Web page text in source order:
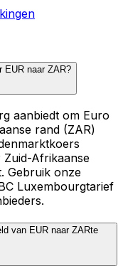
EUR naar ZAR?
aanbiedt om Euro
rand (ZAR)
Zuid-Afrikaanse
Gebruik onze
Luxembourgtarief
van EUR naar ZARte